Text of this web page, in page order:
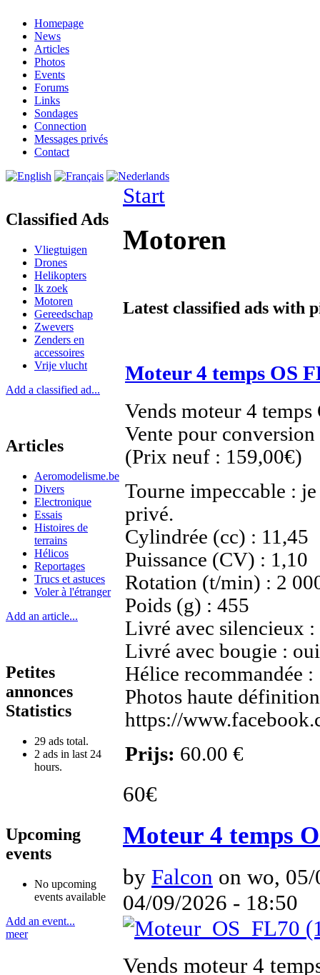
Homepage
News
Articles
Photos
Events
Forums
Links
Sondages
Connection
Messages privés
Contact
Classified Ads
Vliegtuigen
Drones
Helikopters
Ik zoek
Motoren
Gereedschap
Zwevers
Zenders en
accessoires
Vrije vlucht
Add a classified ad...
Articles
Aeromodelisme.be
Divers
Electronique
Essais
Histoires de
terrains
Hélicos
Reportages
Trucs et astuces
Voler à l'étranger
Add an article...
Petites
annonces
Statistics
29 ads total.
2 ads in last 24
hours.
Upcoming
events
No upcoming
events available
Add an event...
meer
Start
Motoren
Latest classified ads with
Moteur 4 temps OS
Vends moteur 4 temps
Vente pour
(Prix neuf : 159,00€)
Tourne impeccable :
privé.
Cylindrée (cc) : 11,45
Puissance (CV) : 1,10
Rotation (t/min) : 2
Poids (g) : 455
Livré avec silencieux
Livré avec bougie : oui
Hélice recommandée
Photos haute
https://
Prijs: 60.00 €
60€
Moteur 4 temps
by Falcon on wo,
04/09/2026 - 18:50
Vends moteur 4